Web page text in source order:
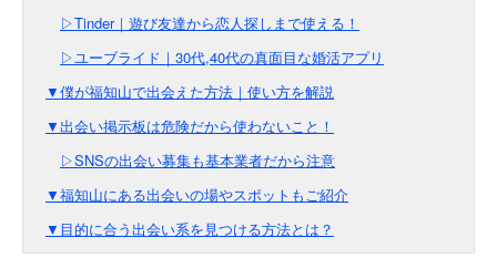
▷Tinder｜遊び友達から恋人探しまで使える！
▷ユーブライド｜30代,40代の真面目な婚活アプリ
▼僕が福知山で出会えた方法｜使い方を解説
▼出会い掲示板は危険だから使わないこと！
▷SNSの出会い募集も基本業者だから注意
▼福知山にある出会いの場やスポットもご紹介
▼目的に合う出会い系を見つける方法とは？